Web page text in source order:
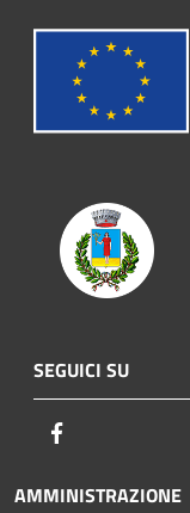
SEGUICI SU
AMMINISTRAZIONE